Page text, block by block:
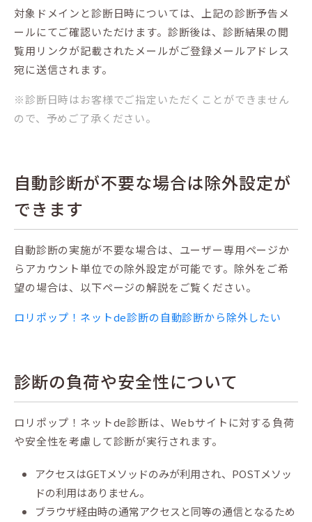
対象ドメインと診断日時については、上記の診断予告メ
ールにてご確認いただけます。診断後は、診断結果の閲
覧用リンクが記載されたメールがご登録メールアドレス
宛に送信されます。
※診断日時はお客様でご指定いただくことができません
ので、予めご了承ください。
自動診断が不要な場合は除外設定が
できます
自動診断の実施が不要な場合は、ユーザー専用ページか
らアカウント単位での除外設定が可能です。除外をご希
望の場合は、以下ページの解説をご覧ください。
ロリポップ！ネットde診断の自動診断から除外したい
診断の負荷や安全性について
ロリポップ！ネットde診断は、Webサイトに対する負荷
や安全性を考慮して診断が実行されます。
アクセスはGETメソッドのみが利用され、POSTメソッ
ドの利用はありません。
ブラウザ経由時の通常アクセスと同等の通信となるため